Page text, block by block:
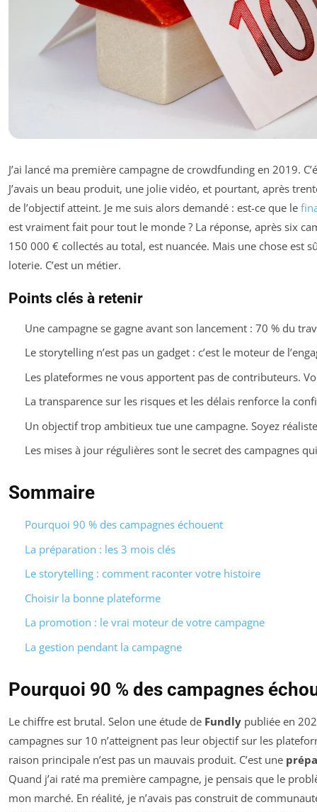
J’ai lancé ma première campagne de crowdfunding en 2019.
J’avais un beau produit, une jolie vidéo, et pourtant, après
de l’objectif atteint. Je me suis alors demandé : est-ce que le
est vraiment fait pour tout le monde ? La réponse, après six
150 000 € collectés au total, est nuancée. Mais une chose est
loterie. C’est un métier.
Points clés à retenir
Une campagne se gagne avant son lancement : 70 % du
Le storytelling n’est pas un gadget : c’est le moteur de
Les plateformes ne vous apportent pas de contributeurs.
La transparence sur les risques et les délais renforce la
Un objectif trop ambitieux tue une campagne. Soyez
Les mises à jour régulières sont le secret des campagnes
Sommaire
Pourquoi 90 % des campagnes échouent
La préparation : les 3 mois clés
Le storytelling : comment raconter votre histoire
Choisir la bonne plateforme
La promotion : le vrai moteur de votre campagne
La gestion pendant la campagne
Pourquoi 90 % des campagnes
Le chiffre est brutal. Selon une étude de Fundly publiée en
campagnes sur 10 n’atteignent pas leur objectif sur les
raison principale n’est pas un mauvais produit. C’est une
Quand j’ai raté ma première campagne, je pensais que le
mon marché. En réalité, je n’avais pas construit de